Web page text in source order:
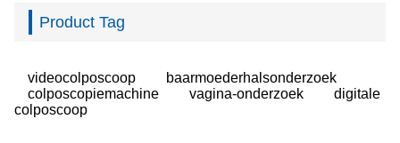
Product Tag
videocolposcoop
baarmoederhalsonderzoek
colposcopiemachine
vagina-onderzoek
digitale
colposcoop